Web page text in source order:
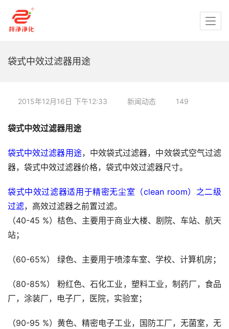
袋式中效过滤器用途
2015年12月16日 下午12:33 新闻动态 149
袋式中效过滤器用途
袋式中效过滤器用途，中效袋式过滤器，中效袋式空气过滤
器，袋式中效过滤器价格，袋式中效过滤器尺寸。
袋式中效过滤器适用于精密无尘室（clean room）之二级
过滤，高效过滤器之前置过滤。
（40-45 %）桔色、主要用于商业大楼、剧院、车站、航天
站；
（60-65%） 绿色、主要用于喷漆车室、学校、计算机房；
（80-85%） 粉红色、石化工业，塑料工业，制药厂，食品
厂，涂装厂，电子厂，医院，实验室；
（90-95 %）黄色、精密电子工业，国防工厂，无菌室，无